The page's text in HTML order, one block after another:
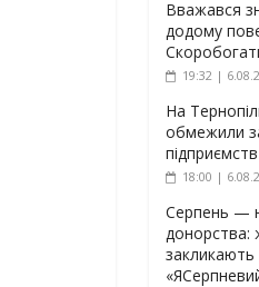
Вважався
додому
19:32 |
На
обмежили
підприємств
18:00 |
Серпень —
донорства:
закликають